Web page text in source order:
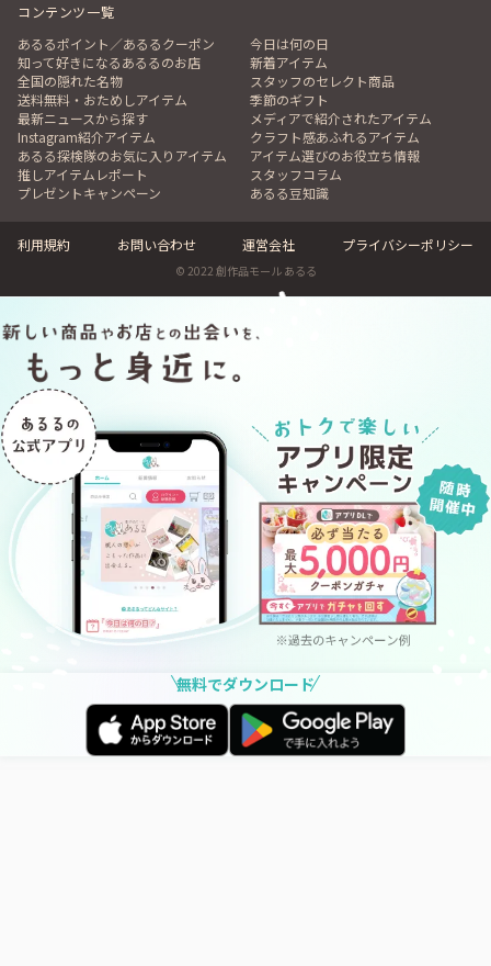
コンテンツ一覧
あるるポイント／あるるクーポン
今日は何の日
知って好きになるあるるのお店
新着アイテム
全国の隠れた名物
スタッフのセレクト商品
送料無料・おためしアイテム
季節のギフト
最新ニュースから探す
メディアで紹介されたアイテム
Instagram紹介アイテム
クラフト感あふれるアイテム
あるる探検隊のお気に入りアイテム
アイテム選びのお役立ち情報
推しアイテムレポート
スタッフコラム
プレゼントキャンペーン
あるる豆知識
利用規約 お問い合わせ 運営会社 プライバシーポリシー
© 2022 創作品モール あるる
無料でダウンロード